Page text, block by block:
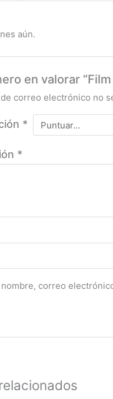
aún.
en valorar
correo electrónico no
*
*
nombre, correo